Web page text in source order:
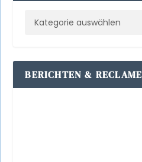
BERICHTEN & RECLAME